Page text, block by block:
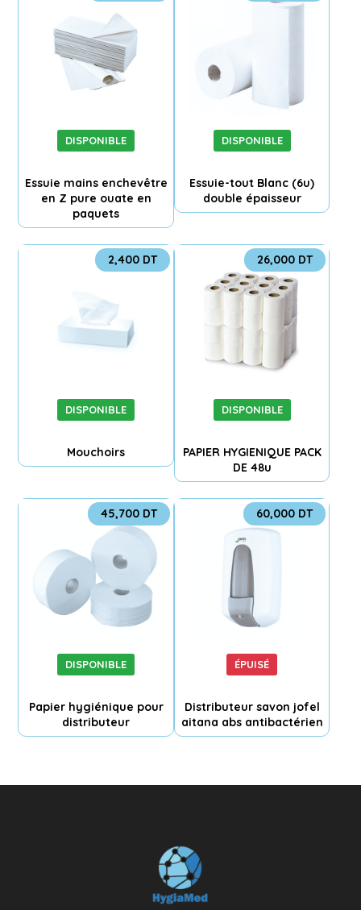
DISPONIBLE
Essuie mains enchevêtre
en Z pure ouate en
paquets
DISPONIBLE
Essuie-tout Blanc (6u)
double épaisseur
DISPONIBLE
Mouchoirs
2,400 DT
DISPONIBLE
PAPIER HYGIENIQUE PACK
DE 48u
26,000 DT
DISPONIBLE
Papier hygiénique pour
distributeur
45,700 DT
ÉPUISÉ
Distributeur savon jofel
aitana abs antibactérien
60,000 DT